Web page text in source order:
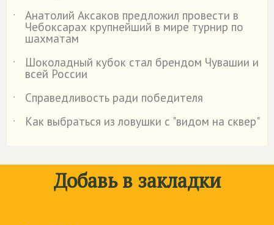
˙
Анатолий Аксаков предложил провести в
Чебоксарах крупнейший в мире турнир по
шахматам
˙
Шоколадный кубок стал брендом Чувашии и
всей России
˙
Справедливость ради победителя
˙
Как выбраться из ловушки с "видом на сквер"
Добавь в закладки